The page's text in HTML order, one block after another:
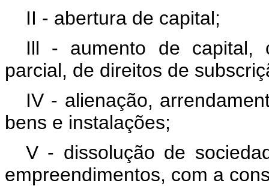
II - abertura de capital;
Ill - aumento de capital,
parcial, de direitos de
IV - alienação,
bens e instalações;
V - dissolução de
empreendimentos, com a